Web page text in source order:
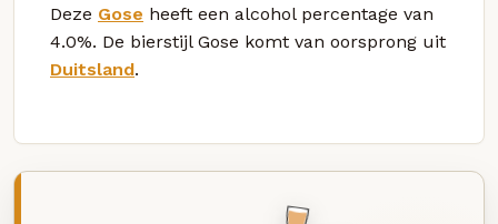
Deze Gose heeft een alcohol percentage van
4.0%. De bierstijl Gose komt van oorsprong uit
Duitsland.